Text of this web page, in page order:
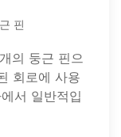
핀
의 둥근 핀으
회로에 사용
서 일반적입